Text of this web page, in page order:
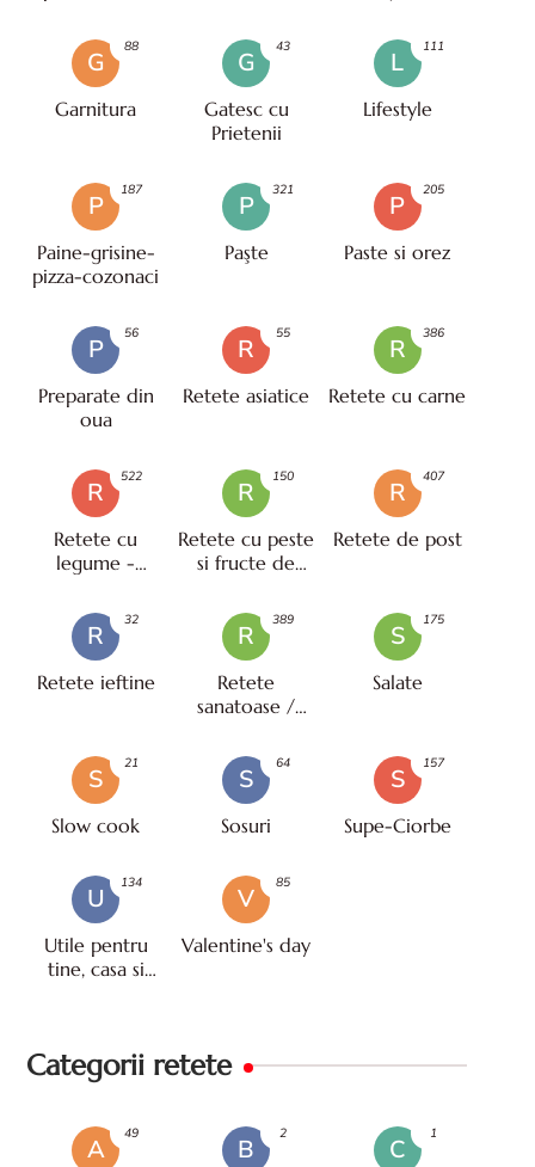
G
Garnitura
88
G
Gatesc cu
Prietenii
43
L
Lifestyle
111
P
Paine-grisine-
pizza-cozonaci
187
P
Paşte
321
P
Paste si orez
205
P
Preparate din
oua
56
R
Retete asiatice
55
R
Retete cu carne
386
R
Retete cu
legume -
522
R
Retete cu peste
si fructe de
150
R
Retete de post
407
R
Retete ieftine
32
R
Retete
sanatoase /
389
S
Salate
175
S
Slow cook
21
S
Sosuri
64
S
Supe-Ciorbe
157
U
Utile pentru
tine, casa si
134
V
Valentine's day
85
Categorii retete
A
49
B
2
C
1